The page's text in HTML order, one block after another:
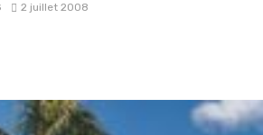
2 juillet 2008